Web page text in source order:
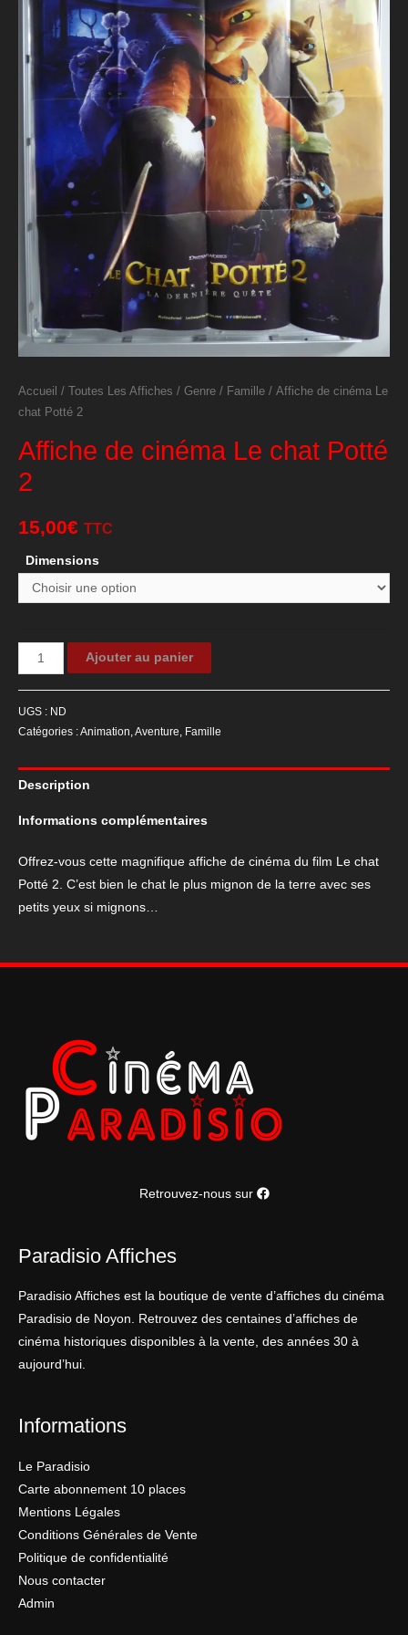
Accueil / Toutes Les Affiches / Genre / Famille / Affiche de cinéma Le
chat Potté 2
Affiche de cinéma Le chat Potté
2
15,00€ TTC
Dimensions
quantité
de
Le
chat
Potté
Ajouter au panier
UGS : ND
Catégories :Animation,Aventure, Famille
Description
Informations complémentaires
Offrez-vous cette magnifique affiche de cinéma du film Le chat
Potté 2. C’est bien le chat le plus mignon de la terre avec ses
petits yeux si mignons…
Retrouvez-nous sur
Paradisio Affiches
Paradisio Affiches est la boutique de vente d’affiches du cinéma
Paradisio de Noyon. Retrouvez des centaines d’affiches de
cinéma historiques disponibles à la vente, des années 30 à
aujourd’hui.
Informations
Le Paradisio
Carte abonnement 10 places
Mentions Légales
Conditions Générales de Vente
Politique de confidentialité
Nous contacter
Admin